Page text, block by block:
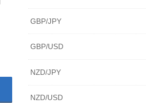
GBP/JPY
GBP/USD
NZD/JPY
NZD/USD